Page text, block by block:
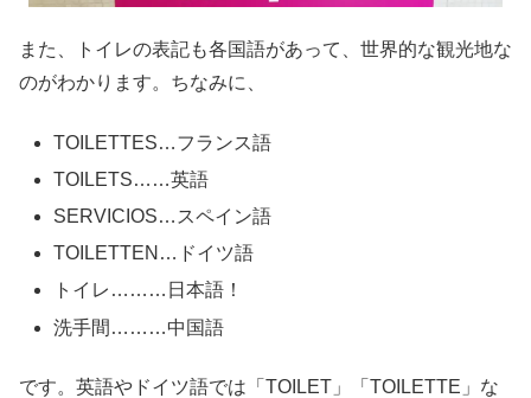
また、トイレの表記も各国語があって、世界的な観光地な
のがわかります。ちなみに、
TOILETTES…フランス語
TOILETS……英語
SERVICIOS…スペイン語
TOILETTEN…ドイツ語
トイレ………日本語！
洗手間………中国語
です。英語やドイツ語では「TOILET」「TOILETTE」な